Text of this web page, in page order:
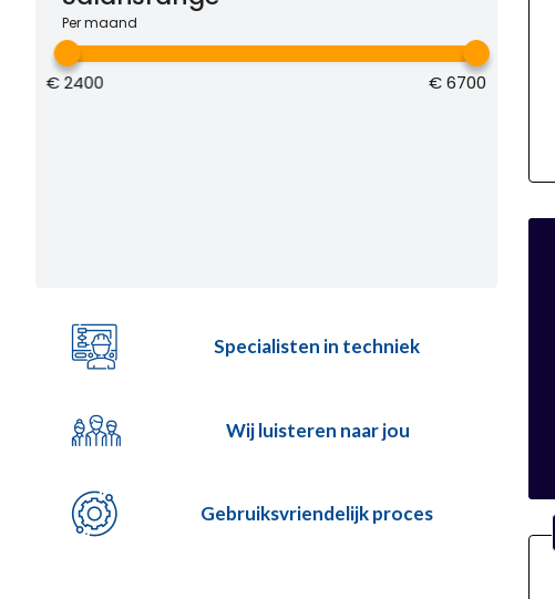
Per maand
€2400 €6700
Specialisten in techniek
Wij luisteren naar jou
Gebruiksvriendelijk proces